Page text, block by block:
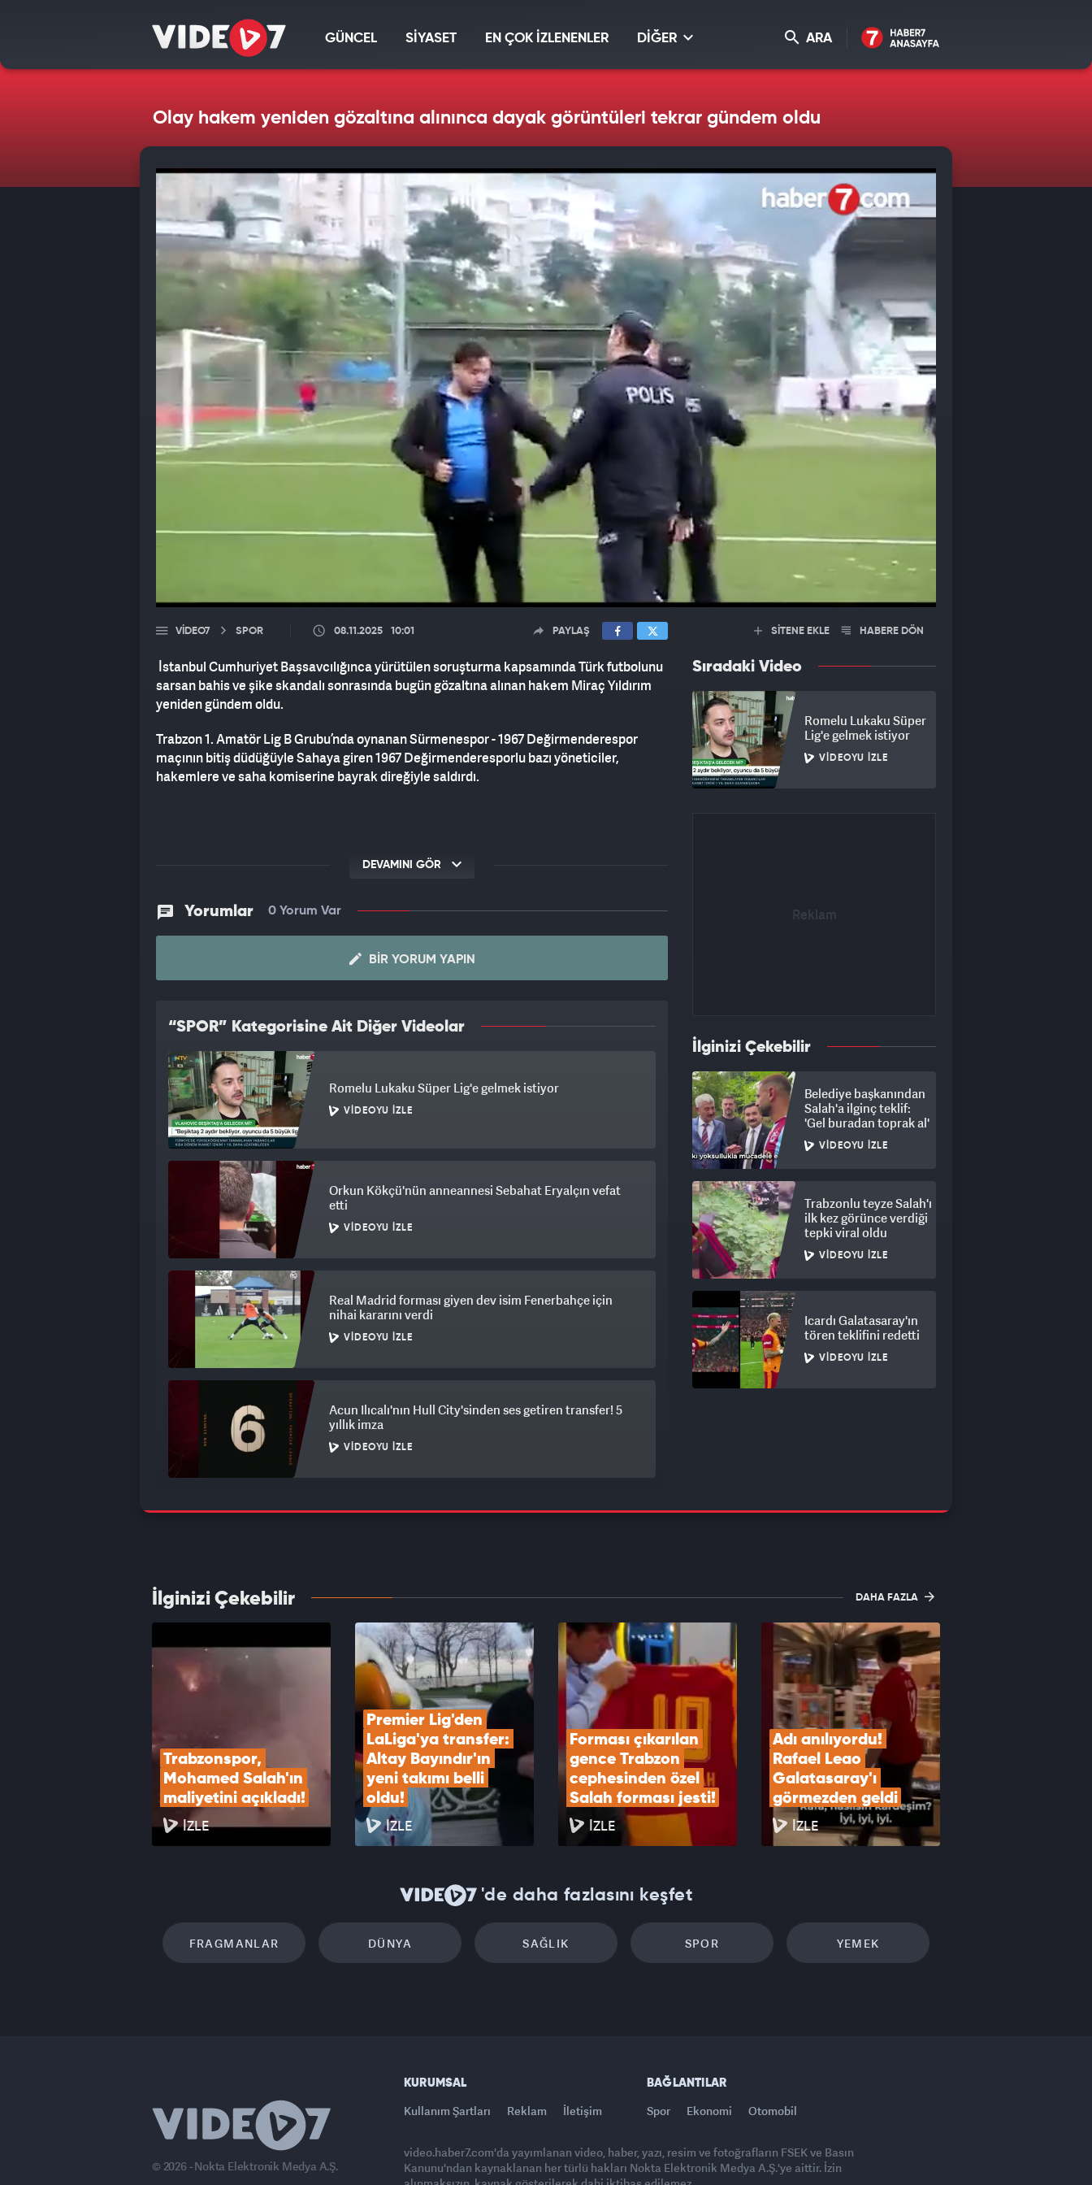
GÜNCEL SİYASET EN ÇOK İZLENENLER DİĞER ARA
Olay hakem yeniden gözaltına alınınca dayak görüntüleri tekrar gündem oldu
VIDEO7 SPOR 08.11.2025 10:01 PAYLAŞ
İstanbul Cumhuriyet Başsavcılığınca yürütülen soruşturma kapsamında Türk futbolunu
sarsan bahis ve şike skandalı sonrasında bugün gözaltına alınan hakem Miraç Yıldırım
yeniden gündem oldu.
Trabzon 1. Amatör Lig B Grubu’nda oynanan Sürmenespor - 1967 Değirmenderespor
maçının bitiş düdüğüyle Sahaya giren 1967 Değirmenderesporlu bazı yöneticiler,
hakemlere ve saha komiserine bayrak direğiyle saldırdı.
DEVAMINI GÖR
Yorumlar 0 Yorum Var
BIR YORUM YAPIN
“SPOR” Kategorisine Ait Diğer Videolar
Romelu Lukaku Süper Lig'e gelmek istiyor
VIDEOYU İZLE
Orkun Kökçü'nün anneannesi Sebahat Eryalçın vefat
etti
VIDEOYU İZLE
Real Madrid forması giyen dev isim Fenerbahçe için
nihai kararını verdi
VIDEOYU İZLE
Acun Ilıcalı'nın Hull City'sinden ses getiren transfer! 5
yıllık imza
VIDEOYU İZLE
Forması çıkarılan gence Trabzon cephesinden özel
Salah forması jesti!
VIDEOYU İZLE
SİTENE EKLE HABERE DÖN
Sıradaki Video
Romelu Lukaku Süper
Lig'e gelmek istiyor
VIDEOYU İZLE
İlginizi Çekebilir
Belediye başkanından
Salah'a ilginç teklif:
'Gel buradan toprak al'
VIDEOYU İZLE
Trabzonlu teyze Salah'ı
ilk kez görünce verdiği
tepki viral oldu
VIDEOYU İZLE
Icardı Galatasaray'ın
tören teklifini redetti
VIDEOYU İZLE
İlginizi Çekebilir DAHA FAZLA
Trabzonspor,
Mohamed Salah'ın
maliyetini açıkladı!
İZLE
Premier Lig'den
LaLiga'ya transfer:
Altay Bayındır'ın
yeni takımı belli
oldu!
İZLE
Forması çıkarılan
gence Trabzon
cephesinden özel
Salah forması jesti!
İZLE
Adı anılıyordu!
Rafael Leao
Galatasaray'ı
görmezden geldi
İZLE
'de daha fazlasını keşfet
FRAGMANLAR DÜNYA SAĞLIK SPOR YEMEK
© 2026 - Nokta Elektronik Medya A.Ş.
KURUMSAL
Kullanım Şartları Reklam İletişim
BAĞLANTILAR
Spor Ekonomi Otomobil
video.haber7.com'da yayımlanan video, haber, yazı, resim ve fotoğrafların FSEK ve Basın
Kanunu'ndan kaynaklanan her türlü hakları Nokta Elektronik Medya A.Ş.'ye aittir. İzin